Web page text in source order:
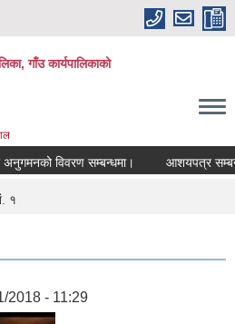
गाँउ कार्यपालिकाको
विवरण सम्बन्धमा। आशयपत्र सम्बन्धी
१
2018 - 11:29